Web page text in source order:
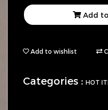
Add
Add to wishlist
Categories : HOT